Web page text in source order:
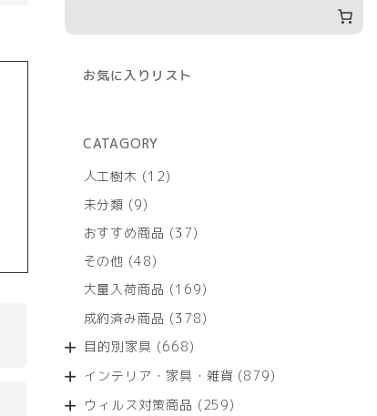
お気に入りリスト
CATAGORY
人工樹木
1212
商
未分類 99
の
商
おすすめ商品 3737
商
その他 4848
の
商
大量入荷商品 169169
の
成約済み商品 378378
商
目的別家具 668668
の
商
インテリア・家具・雑貨 879879
ウィルス対策商品 259259